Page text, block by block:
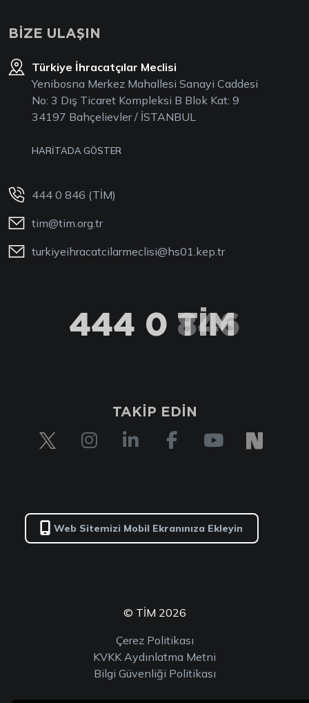
BİZE ULAŞIN
Türkiye İhracatçılar Meclisi
Yenibosna Merkez Mahallesi Sanayi Caddesi
No: 3 Dış Ticaret Kompleksi B Blok Kat: 9
34197 Bahçelievler / İSTANBUL
HARİTADA GÖSTER
444 0 846 (TİM)
tim@tim.org.tr
turkiyeihracatcilarmeclisi@hs01.kep.tr
444 0 TİM
TAKİP EDİN
Web Sitemizi Mobil Ekranınıza Ekleyin
© TİM 2026
Çerez Politikası
KVKK Aydınlatma Metni
Bilgi Güvenliği Politikası